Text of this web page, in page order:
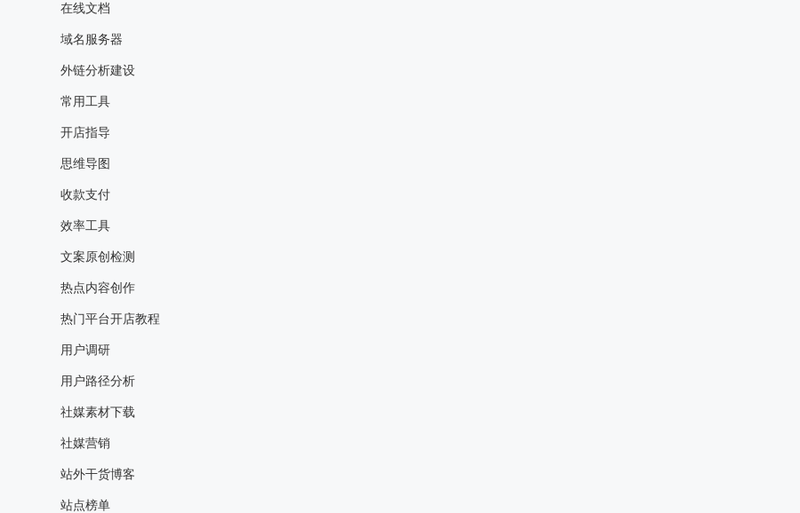
在线文档
域名服务器
外链分析建设
常用工具
开店指导
思维导图
收款支付
效率工具
文案原创检测
热点内容创作
热门平台开店教程
用户调研
用户路径分析
社媒素材下载
社媒营销
站外干货博客
站点榜单